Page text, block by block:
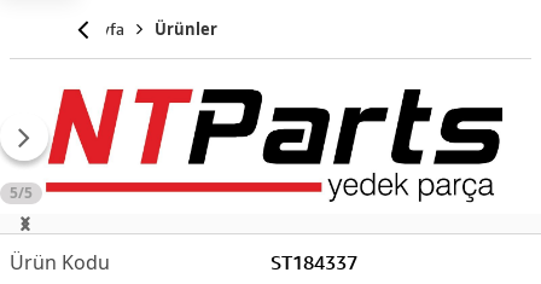
Anasayfa Ürünler
5/5
ST184337